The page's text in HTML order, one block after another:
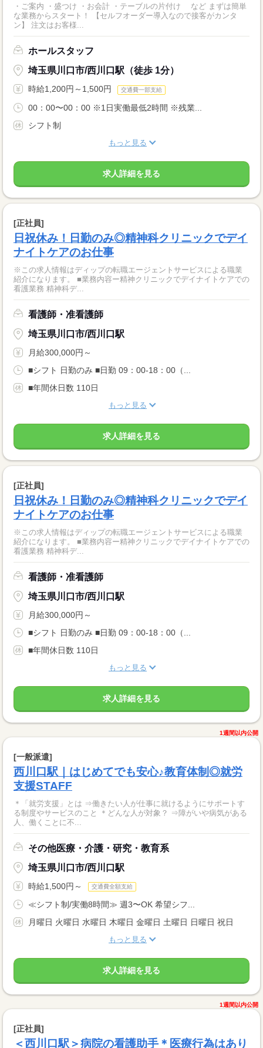
・ご案内 ・盛つけ ・お会計 ・テーブルの片付け など まずは簡単
な業務からスタート！ 【セルフオーダー導入なので接客がカンタ
ン】 注文はお客様...
ホールスタッフ
埼玉県川口市/西川口駅（徒歩 1分）
時給1,200円～1,500円 交通費一部支給
00：00〜00：00 ※1日実働最低2時間 ※残業...
シフト制
もっと見る
求人詳細を見る
[正社員]
日祝休み！日勤のみ◎精神科クリニックでデイ
ナイトケアのお仕事
※この求人情報はディップの転職エージェントサービスによる職業
紹介になります。 ■業務内容ー精神クリニックでデイナイトケアでの
看護業務 精神科デ...
看護師・准看護師
埼玉県川口市/西川口駅
月給300,000円～
■シフト 日勤のみ ■日勤 09：00-18：00（...
■年間休日数 110日
もっと見る
求人詳細を見る
[正社員]
日祝休み！日勤のみ◎精神科クリニックでデイ
ナイトケアのお仕事
※この求人情報はディップの転職エージェントサービスによる職業
紹介になります。 ■業務内容ー精神クリニックでデイナイトケアでの
看護業務 精神科デ...
看護師・准看護師
埼玉県川口市/西川口駅
月給300,000円～
■シフト 日勤のみ ■日勤 09：00-18：00（...
■年間休日数 110日
もっと見る
求人詳細を見る
1週間以内公開
[一般派遣]
西川口駅｜はじめてでも安心♪教育体制◎就労
支援STAFF
＊「就労支援」とは ⇒働きたい人が仕事に就けるようにサポートす
る制度やサービスのこと ＊どんな人が対象？ ⇒障がいや病気がある
人、働くことに不...
その他医療・介護・研究・教育系
埼玉県川口市/西川口駅
時給1,500円～ 交通費全額支給
≪シフト制/実働8時間≫ 週3〜OK 希望シフ...
月曜日 火曜日 水曜日 木曜日 金曜日 土曜日 日曜日 祝日
もっと見る
求人詳細を見る
1週間以内公開
[正社員]
＜西川口駅＞病院の看護助手＊医療行為はあり